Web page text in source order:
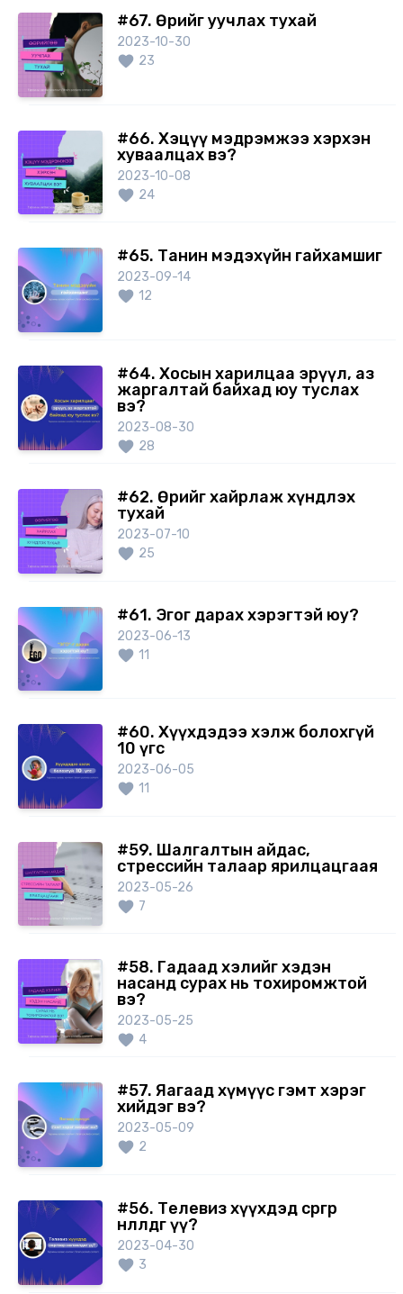
#67. Өөрийгөө уучлах тухай
2023-10-30
23
#66. Хэцүү мэдрэмжээ хэрхэн
хуваалцах вэ?
2023-10-08
24
#65. Танин мэдэхүйн гайхамшиг
2023-09-14
12
#64. Хосын харилцаа эрүүл, аз
жаргалтай байхад юу туслах
вэ?
2023-08-30
28
#62. Өөрийгөө хайрлаж хүндлэх
тухай
2023-07-10
25
#61. Эгог дарах хэрэгтэй юу?
2023-06-13
11
#60. Хүүхдэдээ хэлж болохгүй
10 үгс
2023-06-05
11
#59. Шалгалтын айдас,
стрессийн талаар ярилцацгаая
2023-05-26
7
#58. Гадаад хэлийг хэдэн
насанд сурах нь тохиромжтой
вэ?
2023-05-25
4
#57. Яагаад хүмүүс гэмт хэрэг
хийдэг вэ?
2023-05-09
2
#56. Телевиз хүүхдэд сөргөөр
нөлөөлдөг үү?
2023-04-30
3